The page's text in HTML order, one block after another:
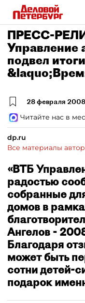
ПРЕСС-
Управление
подвел
28 февраля 2008
Читайте нас в
dp.ru
Все материалы
«ВТБ
радостью
собранные
домов в
Ангелов -
Благодаря
может быть
сотни детей-
подарок